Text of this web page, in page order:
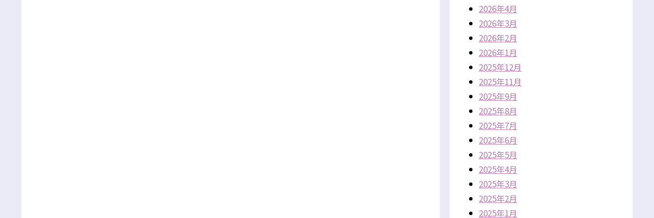
2026年4月
2026年3月
2026年2月
2026年1月
2025年12月
2025年11月
2025年9月
2025年8月
2025年7月
2025年6月
2025年5月
2025年4月
2025年3月
2025年2月
2025年1月